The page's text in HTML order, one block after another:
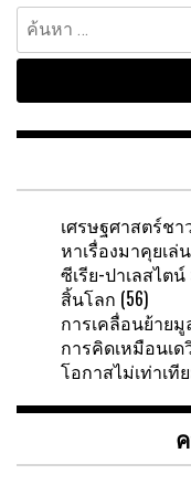
ค้นหา
สำหรับ:
เศรษฐศาสตร์ช
หาเรื่องมาคุยเล่
ซีเรีย-ปาเลสไ
สิ้นโลก (56)
การเคลื่อนย้าย
การคิดเหมือนเ
โอกาสไม่เท่าเที